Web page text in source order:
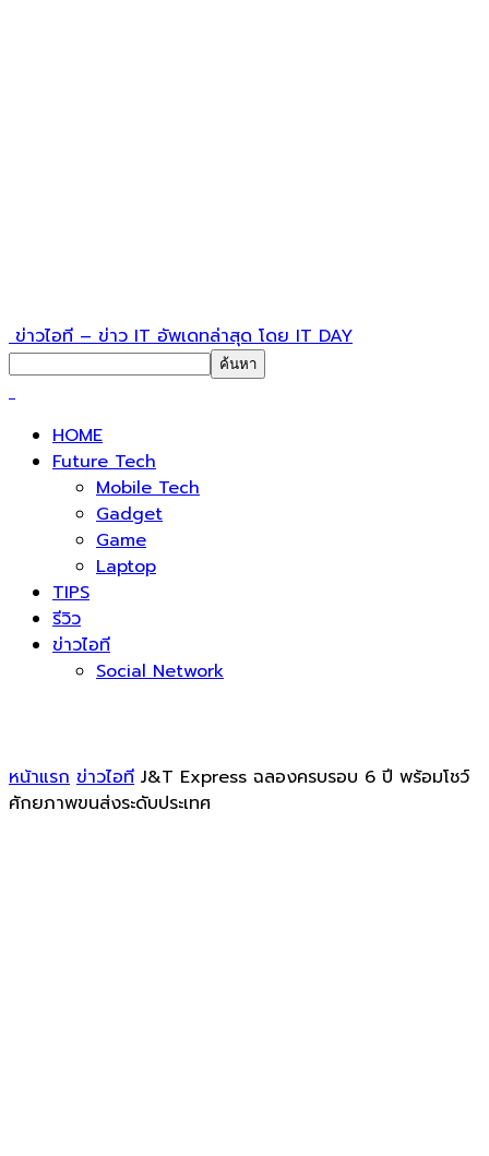
ข่าวไอที – ข่าว IT อัพเดทล่าสุด โดย IT DAY
HOME
Future Tech
Mobile Tech
Gadget
Game
Laptop
TIPS
รีวิว
ข่าวไอที
Social Network
หน้าแรก ข่าวไอที J&T Express ฉลองครบรอบ 6 ปี พร้อมโชว์
ศักยภาพขนส่งระดับประเทศ